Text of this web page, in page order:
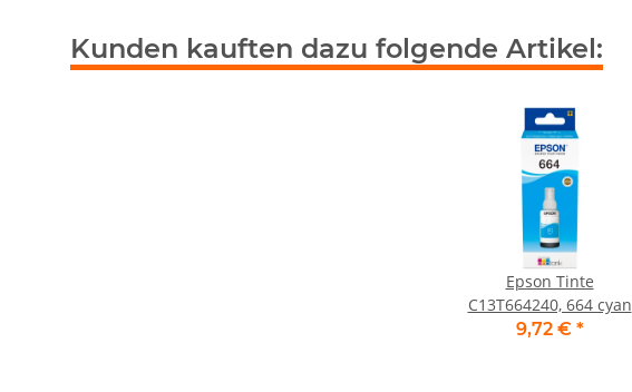
Kunden kauften dazu folgende Artikel:
Epson Tinte
C13T664240, 664 cyan
9,72 € *